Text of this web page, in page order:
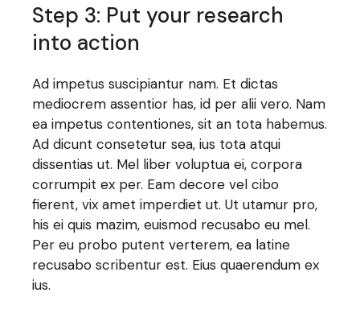
Step 3: Put your research
into action
Ad impetus suscipiantur nam. Et dictas
mediocrem assentior has, id per alii vero. Nam
ea impetus contentiones, sit an tota habemus.
Ad dicunt consetetur sea, ius tota atqui
dissentias ut. Mel liber voluptua ei, corpora
corrumpit ex per. Eam decore vel cibo
fierent, vix amet imperdiet ut. Ut utamur pro,
his ei quis mazim, euismod recusabo eu mel.
Per eu probo putent verterem, ea latine
recusabo scribentur est. Eius quaerendum ex
ius.